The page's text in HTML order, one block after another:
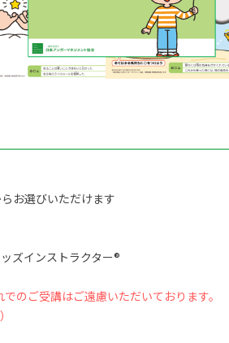
お選びいただけます
ズインストラクター®
のご受講はご遠慮いただいております。